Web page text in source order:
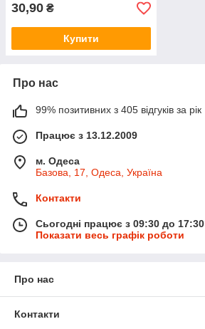
30,90 ₴
Купити
Про нас
99% позитивних з 405 відгуків за рік
Працює з 13.12.2009
м. Одеса
Базова, 17, Одеса, Україна
Контакти
Сьогодні працює з 09:30 до 17:30
Показати весь графік роботи
Про нас
Контакти